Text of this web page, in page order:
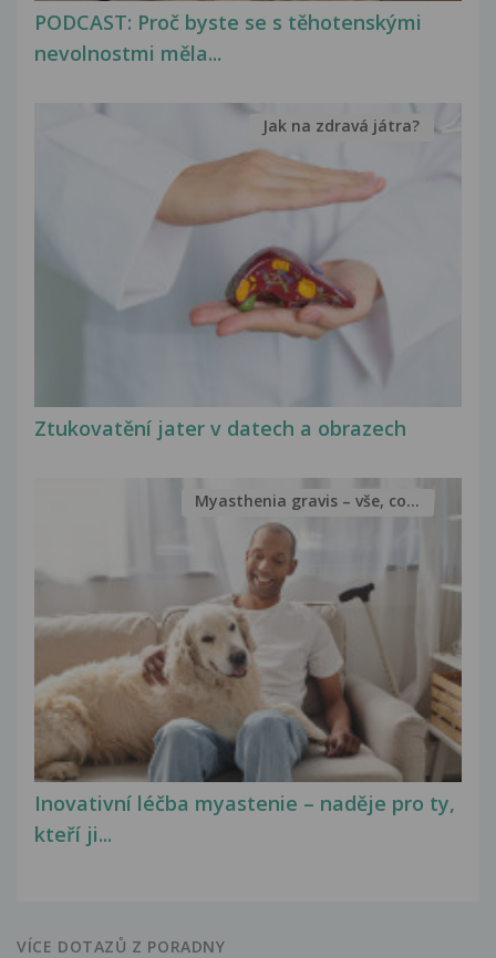
PODCAST: Proč byste se s těhotenskými
nevolnostmi měla...
Ztukovatění jater v datech a obrazech
Jak na zdravá játra?
Inovativní léčba myastenie – naděje pro ty,
kteří ji...
Myasthenia gravis – vše, co...
VÍCE DOTAZŮ Z PORADNY